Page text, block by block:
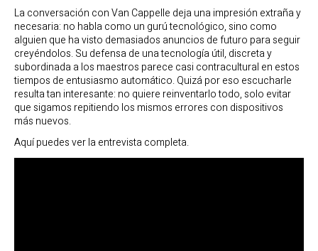
La conversación con Van Cappelle deja una impresión extraña y
necesaria: no habla como un gurú tecnológico, sino como
alguien que ha visto demasiados anuncios de futuro para seguir
creyéndolos. Su defensa de una tecnología útil, discreta y
subordinada a los maestros parece casi contracultural en estos
tiempos de entusiasmo automático. Quizá por eso escucharle
resulta tan interesante: no quiere reinventarlo todo, solo evitar
que sigamos repitiendo los mismos errores con dispositivos
más nuevos.
Aquí puedes ver la entrevista completa.